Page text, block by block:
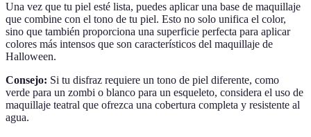
Una vez que tu piel esté lista, puedes aplicar una base de maquillaje
que combine con el tono de tu piel. Esto no solo unifica el color,
sino que también proporciona una superficie perfecta para aplicar
colores más intensos que son característicos del maquillaje de
Halloween.
Consejo: Si tu disfraz requiere un tono de piel diferente, como
verde para un zombi o blanco para un esqueleto, considera el uso de
maquillaje teatral que ofrezca una cobertura completa y resistente al
agua.